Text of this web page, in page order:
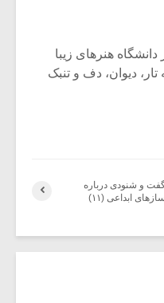
هنرهای زیبا
تار، دیوان، دف و تنبک
و شنودی درباره
سازهای ابداعی (۱۱)